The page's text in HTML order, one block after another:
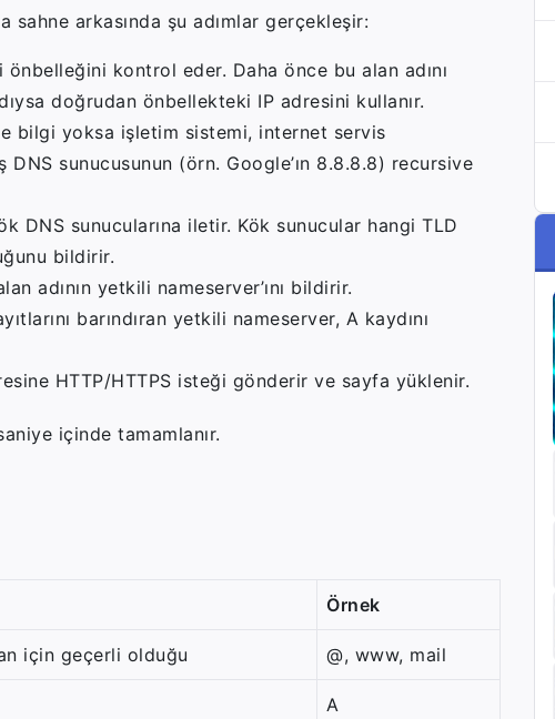
sahne arkasında şu adımlar gerçekleşir:
önbelleğini kontrol eder. Daha önce bu alan adını
doğrudan önbellekteki IP adresini kullanır.
bilgi yoksa işletim sistemi, internet servis
DNS sunucusunun (örn. Google’ın 8.8.8.8) recursive
DNS sunucularına iletir. Kök sunucular hangi TLD
bildirir.
adının yetkili nameserver’ını bildirir.
barındıran yetkili nameserver, A kaydını
HTTP/HTTPS isteği gönderir ve sayfa yüklenir.
içinde tamamlanır.
Örnek
için geçerli olduğu @, www, mail
A